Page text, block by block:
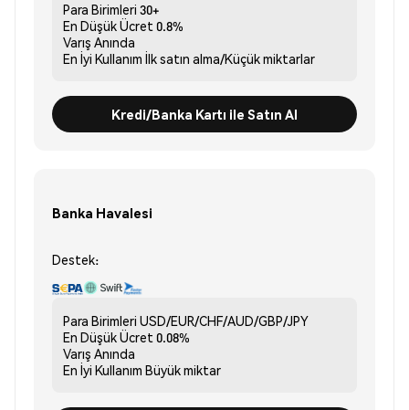
Para Birimleri 30+
En Düşük Ücret 0.8%
Varış Anında
En İyi Kullanım İlk satın alma/Küçük miktarlar
Kredi/Banka Kartı ile Satın Al
Banka Havalesi
Destek:
Para Birimleri USD/EUR/CHF/AUD/GBP/JPY
En Düşük Ücret 0.08%
Varış Anında
En İyi Kullanım Büyük miktar